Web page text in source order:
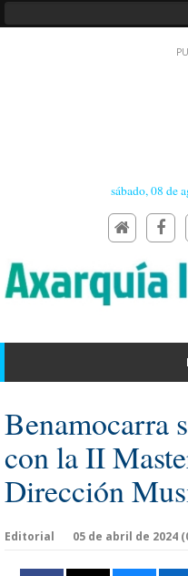
sábado, 08 de
Benamocarra
con la II
Dirección
Editorial 05 de abril de 2024